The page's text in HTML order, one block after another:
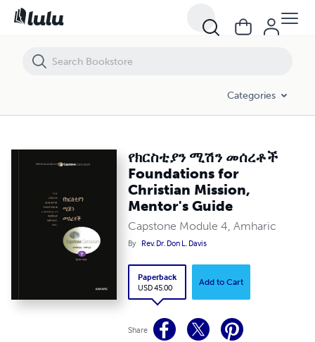
Categories
የክርስቲያን ሚሽን መሰረቶች
Foundations for
Christian Mission,
Mentor's Guide
Capstone Module 4, Amharic
By Rev. Dr. Don L. Davis
Paperback
USD 45.00
Add to Cart
Share
የክርስቲያን ሚሽን መሰረቶች Foundations for Christian Mission,